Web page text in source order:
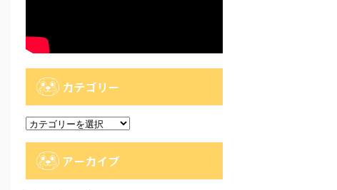
カテゴリー
カ
アーカイブ